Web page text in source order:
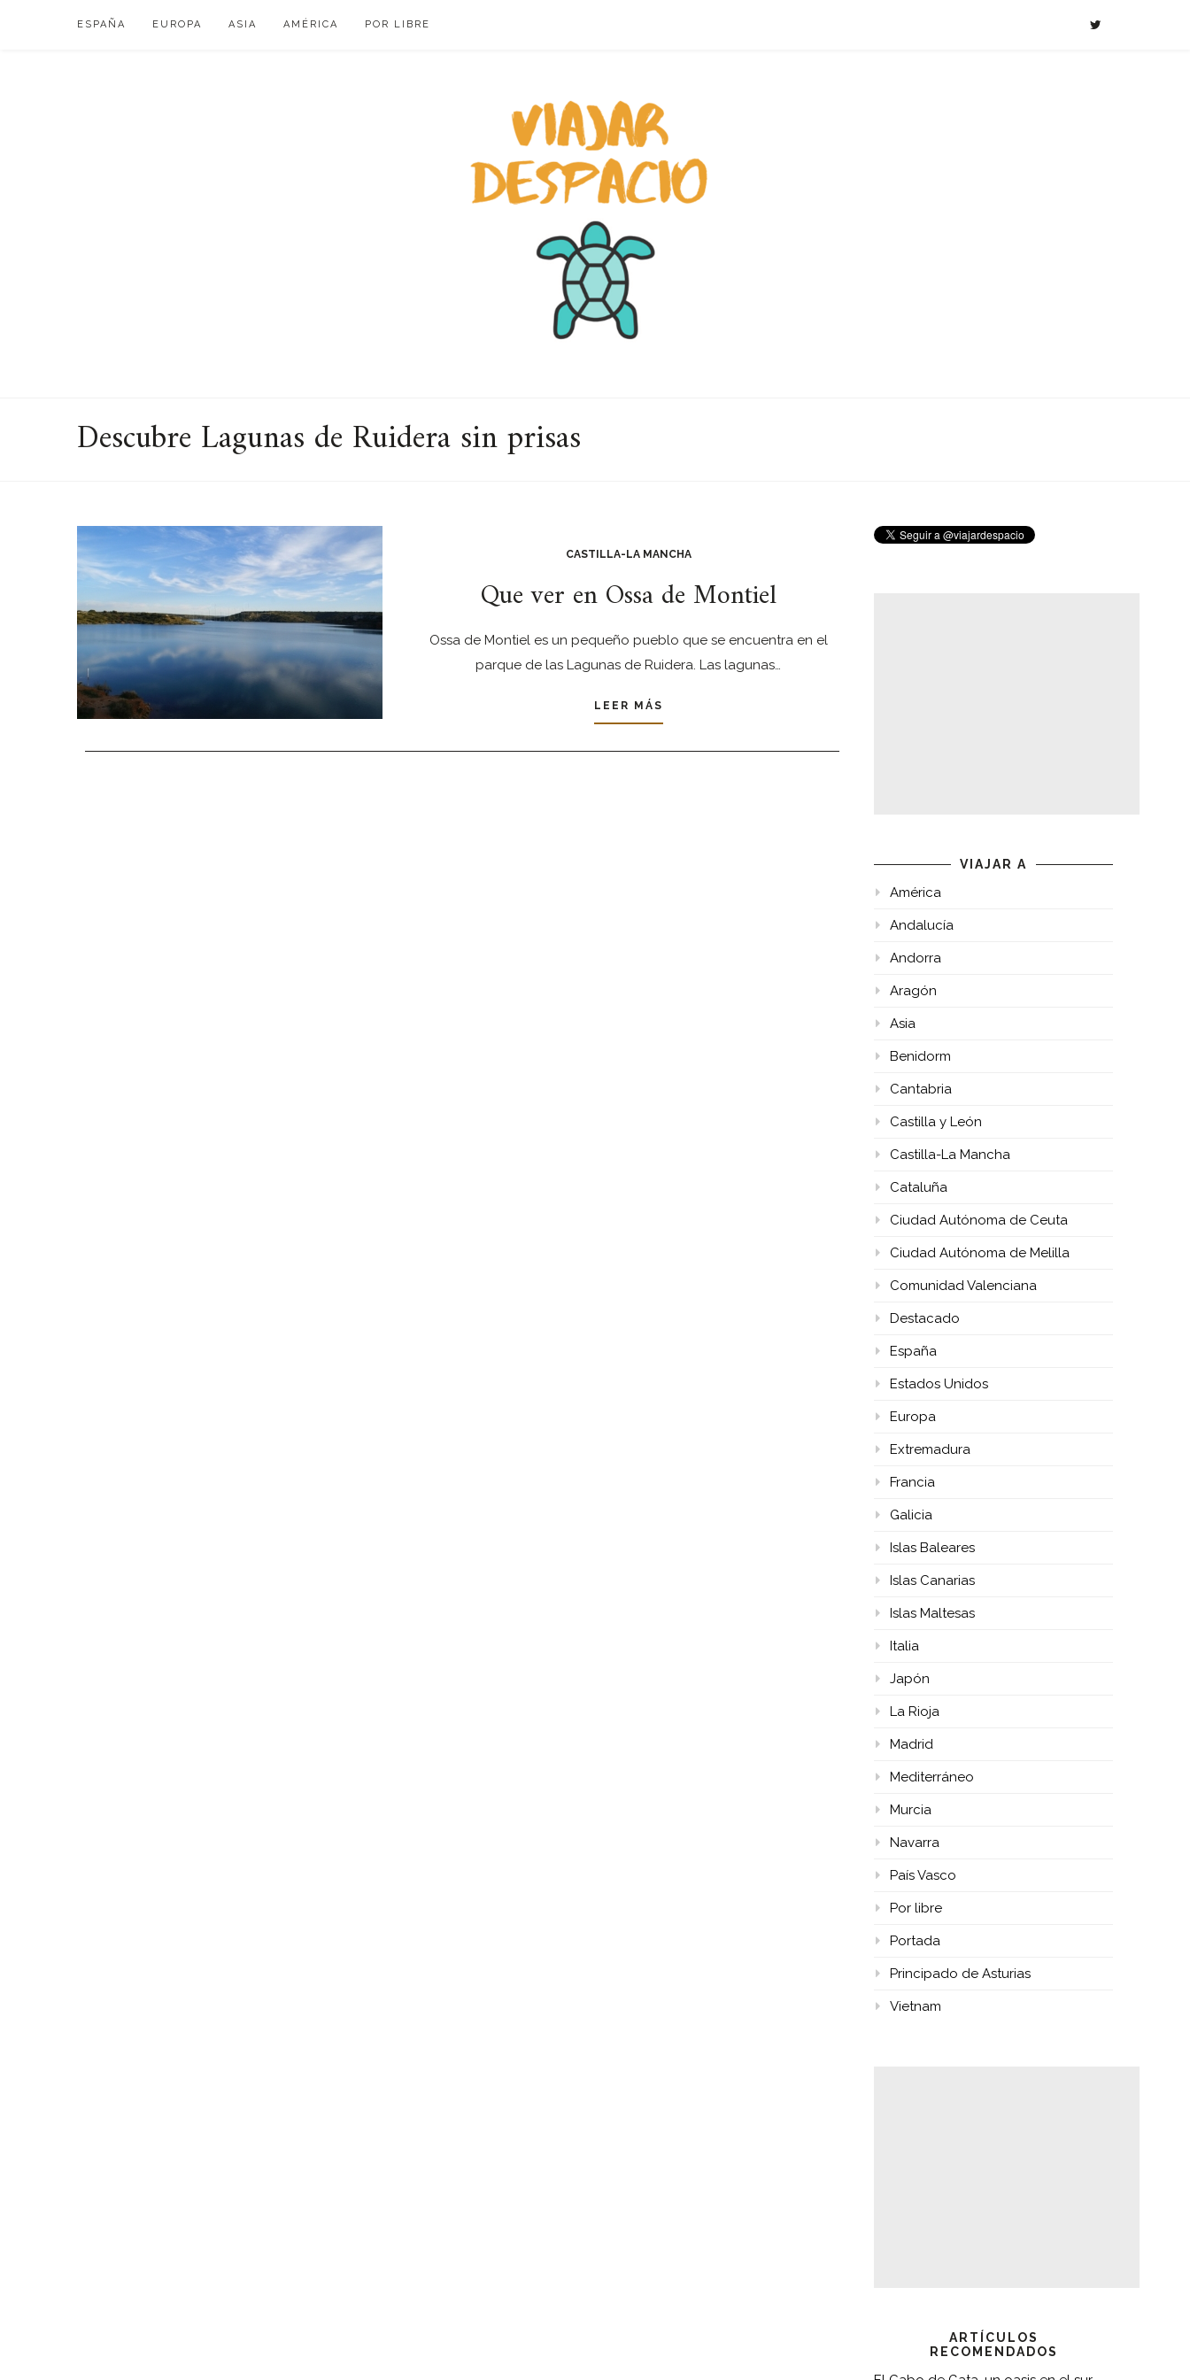
ESPAÑA EUROPA ASIA AMÉRICA POR LIBRE
Descubre Lagunas de Ruidera sin prisas
CASTILLA-LA MANCHA
Que ver en Ossa de Montiel
Ossa de Montiel es un pequeño pueblo que se encuentra en el
parque de las Lagunas de Ruidera. Las lagunas…
LEER MÁS
VIAJAR A
América
Andalucía
Andorra
Aragón
Asia
Benidorm
Cantabria
Castilla y León
Castilla-La Mancha
Cataluña
Ciudad Autónoma de Ceuta
Ciudad Autónoma de Melilla
Comunidad Valenciana
Destacado
España
Estados Unidos
Europa
Extremadura
Francia
Galicia
Islas Baleares
Islas Canarias
Islas Maltesas
Italia
Japón
La Rioja
Madrid
Mediterráneo
Murcia
Navarra
País Vasco
Por libre
Portada
Principado de Asturias
Vietnam
ARTÍCULOS
RECOMENDADOS